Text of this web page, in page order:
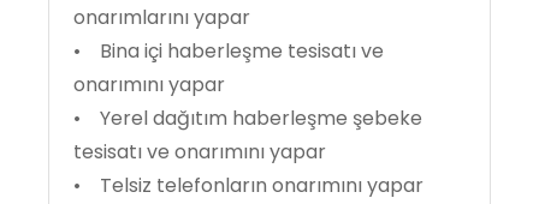
onarımlarını yapar
• Bina içi haberleşme tesisatı ve
onarımını yapar
• Yerel dağıtım haberleşme şebeke
tesisatı ve onarımını yapar
• Telsiz telefonların onarımını yapar